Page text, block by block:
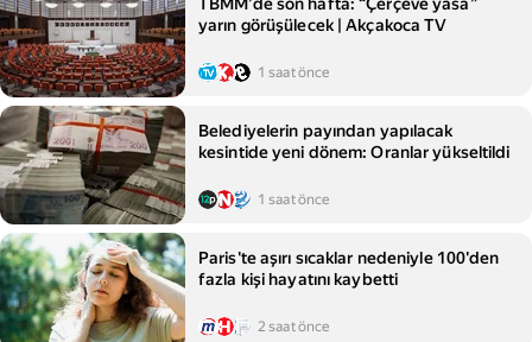
yarın görüşülecek | Akçakoca TV
1 saat önce
Belediyelerin payından yapılacak
kesintide yeni dönem: Oranlar yükseltildi
1 saat önce
Paris'te aşırı sıcaklar nedeniyle 100'den
fazla kişi hayatını kaybetti
2 saat önce